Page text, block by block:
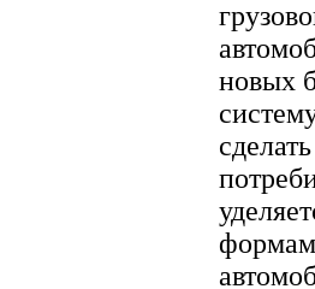
новых